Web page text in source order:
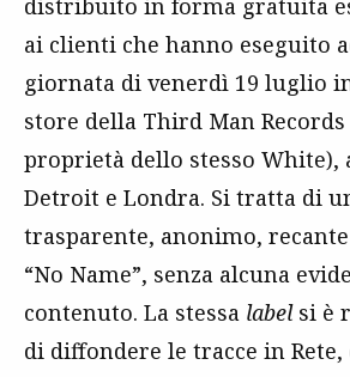
distribuito in forma gratuita
ai clienti che hanno eseguito
giornata di venerdì 19 luglio
store della Third Man
proprietà dello stesso White),
Detroit e Londra. Si tratta di
trasparente, anonimo,
“No Name”, senza alcuna
contenuto. La stessa labelsi è
di diffondere le tracce in Rete,